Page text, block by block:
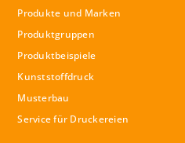
Produkte und Marken
Produktgruppen
Produktbeispiele
Kunststoffdruck
Musterbau
Service für Druckereien